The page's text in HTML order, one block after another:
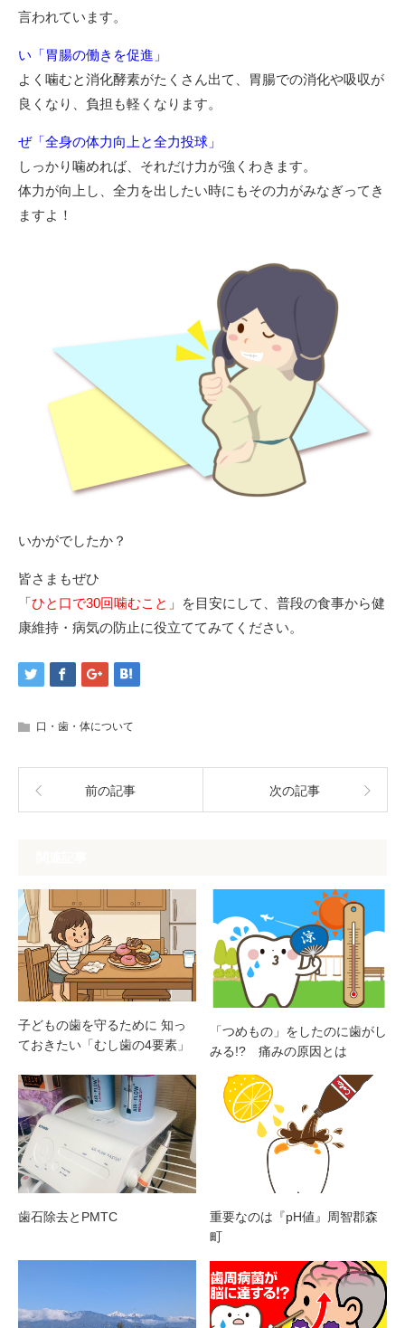
言われています。
い「胃腸の働きを促進」
よく噛むと消化酵素がたくさん出て、胃腸での消化や吸収が
良くなり、負担も軽くなります。
ぜ「全身の体力向上と全力投球」
しっかり噛めれば、それだけ力が強くわきます。
体力が向上し、全力を出したい時にもその力がみなぎってき
ますよ！
いかがでしたか？
皆さまもぜひ
「ひと口で30回噛むこと 」を目安にして、普段の食事から健
康維持・病気の防止に役立ててみてください。
口・歯・体について
前の記事 次の記事
子どもの歯を守るために 知っ
ておきたい「むし歯の4要素」
「つめもの」をしたのに歯がし
みる!? 痛みの原因とは
歯石除去とPMTC
重要なのは『pH値』周智郡森
町